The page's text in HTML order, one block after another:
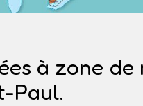
à zone de
Paul.